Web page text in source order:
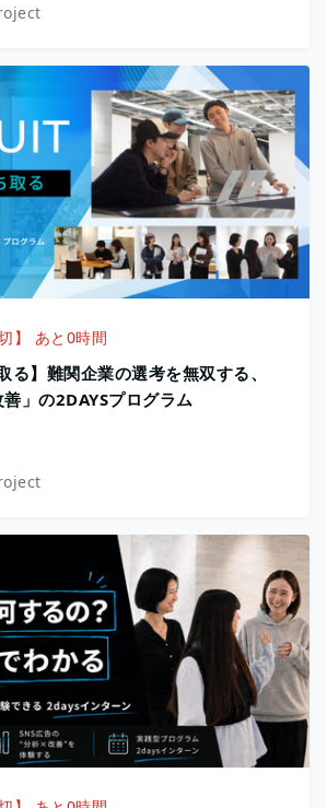
】 あと0時間
る】難関企業の選考を無双する、
」の2DAYSプログラム